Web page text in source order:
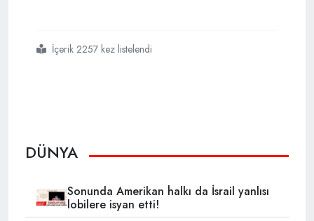
#ingilizlerin
#afrika
#analizi
#fransa
#out
#yeni
#güç
#türkiyeİçerik 2257 kez listelendi
DÜNYA
Sonunda Amerikan halkı da İsrail yanlısı
lobilere isyan etti!